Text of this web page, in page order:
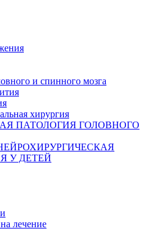
и спинного мозга
хирургия
ПАТОЛОГИЯ ГОЛОВНОГО
У ДЕТЕЙ
лечение